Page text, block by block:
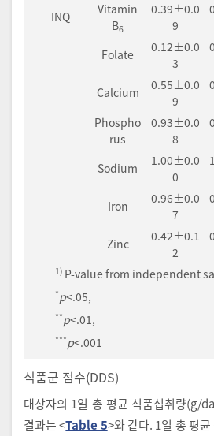
INQ
Vitamin
B6
0.39±0.0
9
Folate
0.12±0.0
3
Calcium
0.55±0.0
9
Phospho
rus
0.93±0.0
8
Sodium
1.00±0.0
0
Iron
0.96±0.0
7
Zinc
0.42±0.1
2
1) P-value from independent
*p<.05,
**p<.01,
***p<.001
식품군 점수(DDS)
대상자의 1일 총 평균 식품섭취량(g/
결과는 <Table 5>와 같다. 1일 총 평